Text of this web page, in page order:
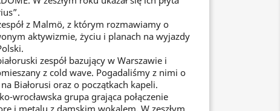
z Malmö, z którym rozmawiamy o
aktywizmie, życiu i planach na wyjazdy
zespół bazujący w Warszawie i
z cold wave. Pogadaliśmy z nimi o
Białorusi oraz o początkach kapeli.
wrocławska grupa grająca połączenie
i metalu z damskim wokalem. W zeszłym